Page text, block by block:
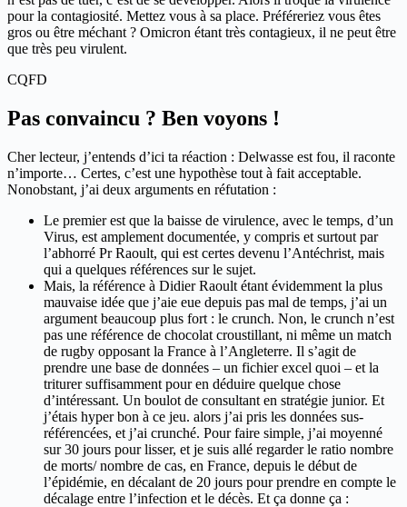
pour la contagiosité. Mettez vous à sa place. Préféreriez vous êtes
gros ou être méchant ? Omicron étant très contagieux, il ne peut être
que très peu virulent.
CQFD
Pas convaincu ? Ben voyons !
Cher lecteur, j’entends d’ici ta réaction : Delwasse est fou, il raconte
n’importe… Certes, c’est une hypothèse tout à fait acceptable.
Nonobstant, j’ai deux arguments en réfutation :
Le premier est que la baisse de virulence, avec le temps, d’un
Virus, est amplement documentée, y compris et surtout par
l’abhorré Pr Raoult, qui est certes devenu l’Antéchrist, mais
qui a quelques références sur le sujet.
Mais, la référence à Didier Raoult étant évidemment la plus
mauvaise idée que j’aie eue depuis pas mal de temps, j’ai un
argument beaucoup plus fort : le crunch. Non, le crunch n’est
pas une référence de chocolat croustillant, ni même un match
de rugby opposant la France à l’Angleterre. Il s’agit de
prendre une base de données – un fichier excel quoi – et la
triturer suffisamment pour en déduire quelque chose
d’intéressant. Un boulot de consultant en stratégie junior. Et
j’étais hyper bon à ce jeu. alors j’ai pris les données sus-
référencées, et j’ai crunché. Pour faire simple, j’ai moyenné
sur 30 jours pour lisser, et je suis allé regarder le ratio nombre
de morts/ nombre de cas, en France, depuis le début de
l’épidémie, en décalant de 20 jours pour prendre en compte le
décalage entre l’infection et le décès. Et ça donne ça :